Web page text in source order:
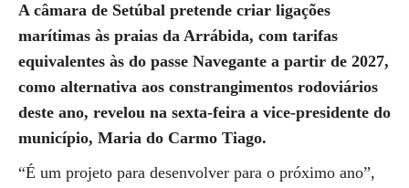
A câmara de Setúbal pretende criar ligações
marítimas às praias da Arrábida, com tarifas
equivalentes às do passe Navegante a partir de 2027,
como alternativa aos constrangimentos rodoviários
deste ano, revelou na sexta-feira a vice-presidente do
município, Maria do Carmo Tiago.
“É um projeto para desenvolver para o próximo ano”,